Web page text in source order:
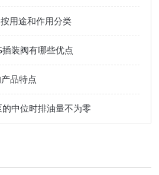
用途和作用分类
装阀有哪些优点
品特点
中位时排油量不为零